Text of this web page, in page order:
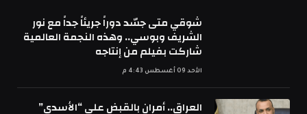
شوقي متى جسّد دوراً جريئاً جداً مع نور
الشريف وبوسي.. وهذه النجمة العالمية
شاركت بفيلم من إنتاجه
الأحد 09 أغسطس 4:43 م
العراق.. أمران بالقبض على “الأسدي”